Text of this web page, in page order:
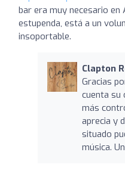
bar era muy necesario en
estupenda, está a un
insoportable.
Clapton
Gracias
cuenta su
más
aprecia y
situado
música.